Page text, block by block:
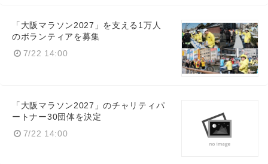
「大阪マラソン2027」を支える1万人
のボランティアを募集
7/22 14:00
「大阪マラソン2027」のチャリティパ
ートナー30団体を決定
7/22 14:00